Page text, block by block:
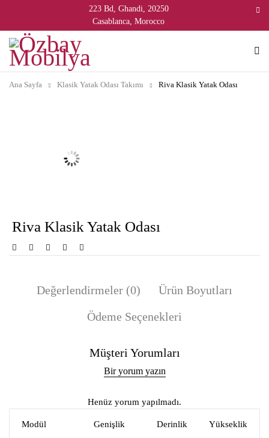
223 Bd, Ghandi, 20250
Casablanca, Morocco
Ana Sayfa Klasik Yatak Odası Takımı Riva Klasik Yatak Odası
Riva Klasik Yatak Odası
Değerlendirmeler (0)
Ürün Boyutları
Ödeme Seçenekleri
Müşteri Yorumları
Bir yorum yazın
Henüz yorum yapılmadı.
Modül Genişlik Derinlik Yükseklik